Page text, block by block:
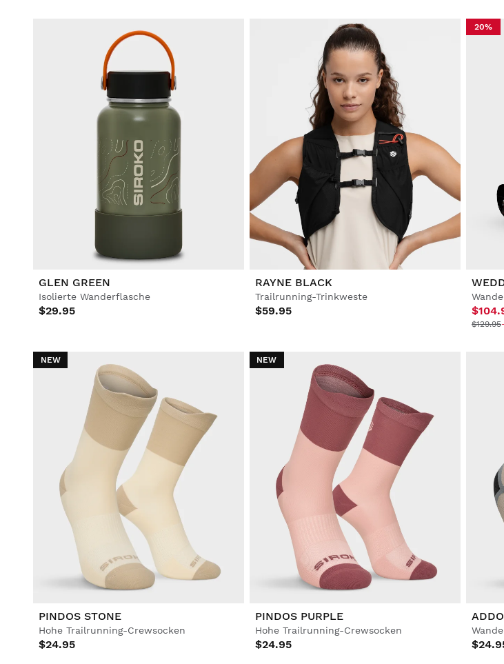
GLEN GREEN
Isolierte Wanderflasche
$29.95
RAYNE BLACK
Trailrunning-Trinkweste
$59.95
20%
$129.95
NEW
PINDOS STONE
Hohe Trailrunning-Crewsocken
$24.95
NEW
PINDOS PURPLE
Hohe Trailrunning-Crewsocken
$24.95
ADDO